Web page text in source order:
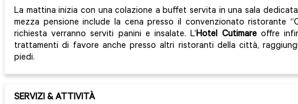
La mattina inizia con una colazione a buffet servita in una sala
mezza pensione include la cena presso il convenzionato ristorante
richiesta verranno serviti panini e insalate. L’Hotel Cutimareoffre
trattamenti di favore anche presso altri ristoranti della città,
piedi.
SERVIZI & ATTIVITÀ